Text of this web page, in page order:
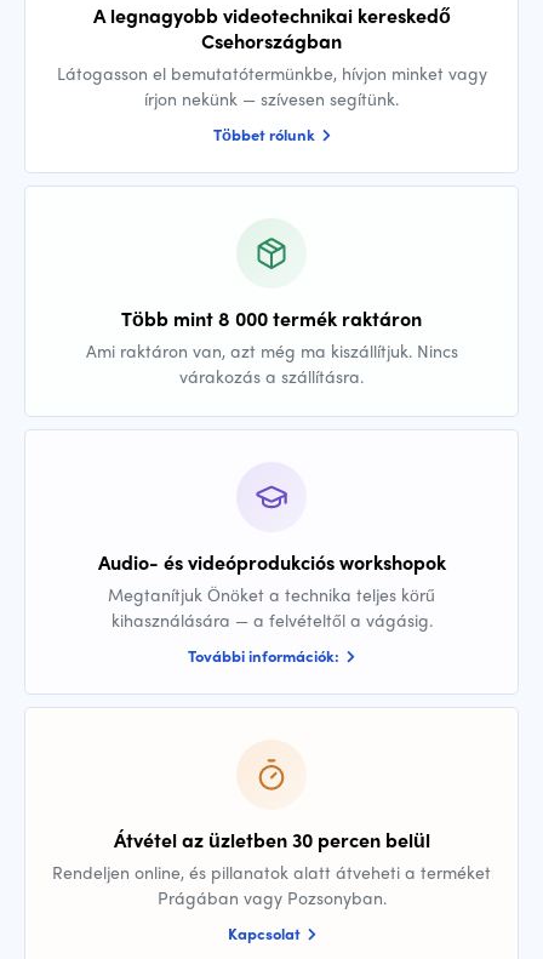
A legnagyobb videotechnikai kereskedő
Csehországban
Látogasson el bemutatótermünkbe, hívjon minket vagy
írjon nekünk — szívesen segítünk.
Többet rólunk
Több mint 8 000 termék raktáron
Ami raktáron van, azt még ma kiszállítjuk. Nincs
várakozás a szállításra.
Audio- és videóprodukciós workshopok
Megtanítjuk Önöket a technika teljes körű
kihasználására — a felvételtől a vágásig.
További információk:
Átvétel az üzletben 30 percen belül
Rendeljen online, és pillanatok alatt átveheti a terméket
Prágában vagy Pozsonyban.
Kapcsolat